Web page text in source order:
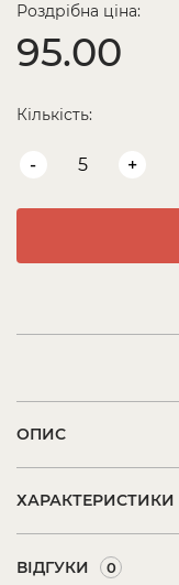
Роздрібна ціна:
95.00
Кількість:
- +
ОПИС
ХАРАКТЕРИСТИКИ
ВІДГУКИ 0